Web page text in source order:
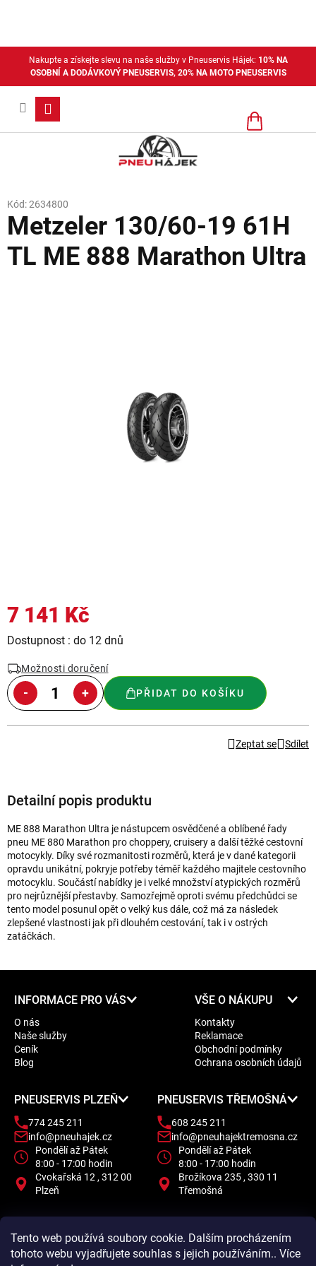
Tento web používá soubory cookie. Dalším procházením
tohoto webu vyjadřujete souhlas s jejich používáním.. Více
Nakupte a získejte slevu na naše služby v Pneuservis Hájek: 10% NA
OSOBNÍ A DODÁVKOVÝ PNEUSERVIS, 20% NA MOTO PNEUSERVIS
Nákupní
Metzeler 130/60-19 61H
TL ME 888 Marathon Ultra
Kód:2634800
7 141 Kč
Měrná
Dostupnost : do 12 dnů
Možnosti doručení
PŘIDAT DO KOŠÍKU
Zeptat se Sdílet
Detailní popis produktu
ME 888 Marathon Ultra je nástupcem osvědčené a oblíbené řady
pneu ME 880 Marathon pro choppery, cruisery a další těžké cestovní
motocykly. Díky své rozmanitosti rozměrů, která je v dané kategorii
opravdu unikátní, pokryje potřeby téměř každého majitele cestovního
motocyklu. Součástí nabídky je i velké množství atypických rozměrů
pro nejrůznější přestavby. Samozřejmě oproti svému předchůdci se
tento model posunul opět o velký kus dále, což má za následek
zlepšené vlastnosti jak při dlouhém cestování, tak i v ostrých
zatáčkách.
INFORMACE PRO VÁS
O nás
Naše služby
Ceník
Blog
VŠE O NÁKUPU
Kontakty
Reklamace
Obchodní podmínky
Ochrana osobních údajů
PNEUSERVIS PLZEŇ
774 245 211
info@pneuhajek.cz
Pondělí až Pátek
8:00 - 17:00 hodin
Cvokařská 12 , 312 00
Plzeň
PNEUSERVIS TŘEMOŠNÁ
608 245 211
info@pneuhajektremosna.cz
Pondělí až Pátek
8:00 - 17:00 hodin
Brožíkova 235 , 330 11
Třemošná